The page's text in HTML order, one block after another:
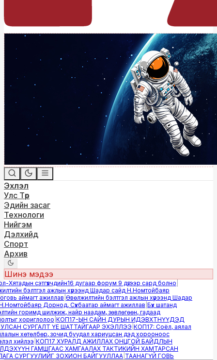
Эхлэл
Улс Төр
Эдийн засаг
Технологи
Нийгэм
Дэлхийд
Спорт
Архив
Шинэ мэдээ
сэтгүүлчдийн16 дугаар форум 9 дүгээр сард болно|
бэлтгэл ажлын хүрээнд Шадар сайд Н.Номтойбаяр
аймагт ажиллав|Өвөлжилтийн бэлтгэл ажлын хүрээнд Шадар
Дорнод, Сүхбаатар аймагт ажиллав|Бүх шатанд
горимд шилжиж, найр наадам, зөвлөгөөн, гадаад
хориглолоо|КОП17-ЫН САЙН ДУРЫН ИДЭВХТНҮҮДЭД
СУРГАЛТ ҮЕ ШАТТАЙГААР ЭХЭЛЛЭЭ|КОП17: Соёл, аялал
хөтөлбөр, зочид буудал хариуцсан дэд хорооноос
хийлээ|КОП17 ХУРАЛД АЖИЛЛАХ ОНЦГОЙ БАЙДЛЫН
ГАМШГААС ХАМГААЛАХ ТАКТИКИЙН ХАМТАРСАН
СУРГУУЛИЙГ ЗОХИОН БАЙГУУЛЛАА|ТААНАГҮЙ ГОВЬ